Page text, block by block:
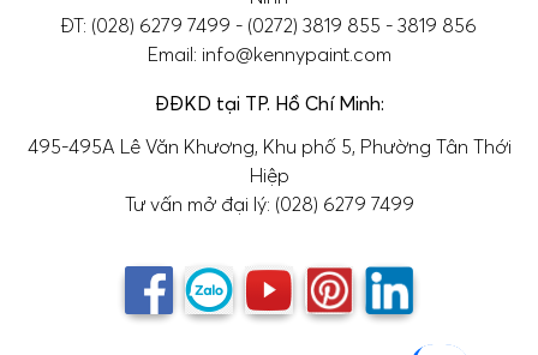
ĐT: (028) 6279 7499 - (0272) 3819 855 - 3819 856
Email: info@kennypaint.com
ĐĐKD tại TP. Hồ Chí Minh:
495-495A Lê Văn Khương, Khu phố 5, Phường Tân Thới
Hiệp
Tư vấn mở đại lý: (028) 6279 7499